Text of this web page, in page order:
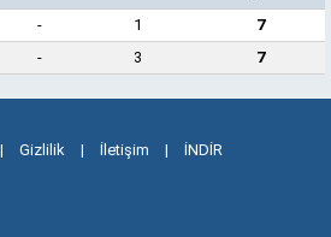
- 1
7
- 3 7
| Gizlilik | İletişim | İNDİR